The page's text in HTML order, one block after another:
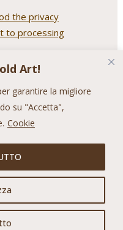
Art!
garantire la migliore
su "Accetta",
Cookie
the privacy
to processing
– Via G.
(AR) – P.IVA